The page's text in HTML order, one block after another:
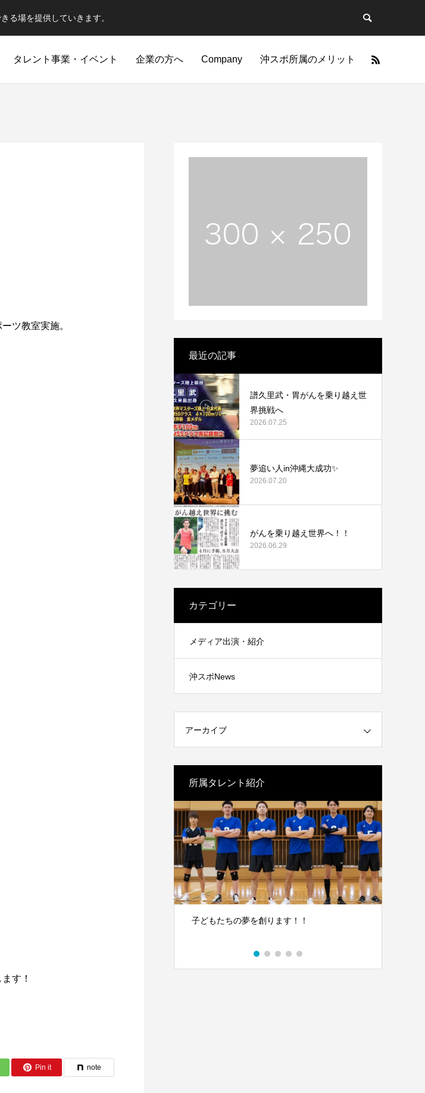
る場を提供していきます。
タレント事業・イベント 企業の方へ Company 沖スポ所属のメリット
技
ツ教室実施。
す！
Pin it note
最近の記事
譜久里武・胃がんを乗り越え世
界挑戦へ
2026.07.25
夢追い人in沖縄大成功✨
2026.07.20
がんを乗り越え世界へ！！
2026.06.29
カテゴリー
メディア出演・紹介
沖スポNews
アーカイブ
所属タレント紹介
子どもたちの夢を創ります！！